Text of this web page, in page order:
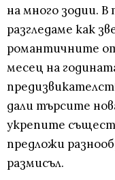
на много зодии.
разгледаме как
романтичните
месец на
дали търсите
укрепите
предложи
размисъл.